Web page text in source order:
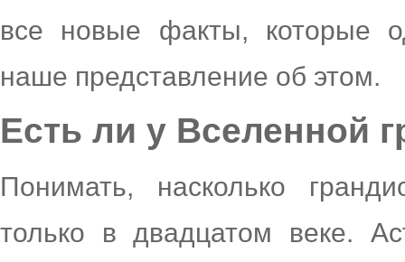
все новые факты, которые
наше представление об этом.
Есть ли у Вселенной
Понимать, насколько
только в двадцатом веке.